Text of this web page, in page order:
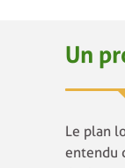
Un
Le plan
entendu